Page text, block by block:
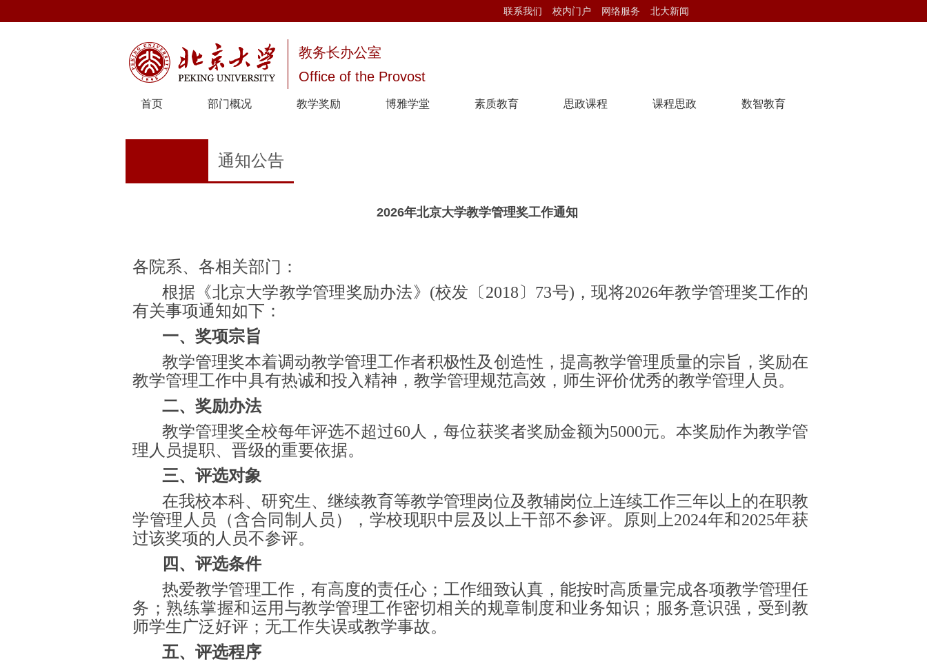
联系我们 校内门户 网络服务 北大新闻
教务长办公室
Office of the Provost
首页 部门概况 教学奖励 博雅学堂 素质教育 思政课程 课程思政 数智教育
通知公告
2026年北京大学教学管理奖工作通知
各院系、各相关部门：
根据《北京大学教学管理奖励办法》(校发 〔2018〕 73号)，现将2026年教学管理奖工作的
有关事项通知如下：
一、奖项宗旨
教学管理奖本着调动教学管理工作者积极性及创造性，提高教学管理质量的宗旨，奖励在
教学管理工作中具有热诚和投入精神，教学管理规范高效，师生评价优秀的教学管理人员。
二、奖励办法
教学管理奖全校每年评选不超过60人，每位获奖者奖励金额为5000元。本奖励作为教学管
理人员提职、晋级的重要依据。
三、评选对象
在我校本科、研究生、继续教育等教学管理岗位及教辅岗位上连续工作三年以上的在职教
学管理人员（含合同制人员），学校现职中层及以上干部不参评。原则上2024年和2025年获
过该奖项的人员不参评。
四、评选条件
热爱教学管理工作，有高度的责任心；工作细致认真，能按时高质量完成各项教学管理任
务；熟练掌握和运用与教学管理工作密切相关的规章制度和业务知识；服务意识强，受到教
师学生广泛好评；无工作失误或教学事故。
五、评选程序